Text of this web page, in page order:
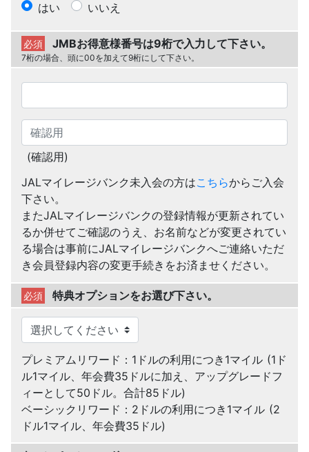
はい いいえ
必須 JMBお得意様番号は9桁で入力して下さい。
7桁の場合、頭に00を加えて9桁にして下さい。
(確認用)
JALマイレージバンク未入会の方はこちらからご入会
下さい。
またJALマイレージバンクの登録情報が更新されてい
るか併せてご確認のうえ、お名前などが変更されてい
る場合は事前にJALマイレージバンクへご連絡いただ
き会員登録内容の変更手続きをお済ませください。
必須 特典オプションをお選び下さい。
プレミアムリワード：1ドルの利用につき1マイル (1ド
ル1マイル、年会費35ドルに加え、アップグレードフ
ィーとして50ドル。合計85ドル)
ベーシックリワード：2ドルの利用につき1マイル (2
ドル1マイル、年会費35ドル)